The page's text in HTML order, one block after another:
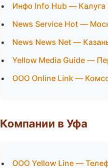
Инфо Info Hub — Калуга
News Service Hot —
News News Net —
Yellow Media Guide —
ООО Online Link —
Компании в Уфа
ООО Yellow Line —